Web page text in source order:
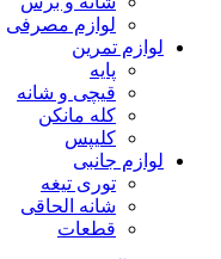
لوازم مصرفی
لوازم تمرین
پایه
قیچی و شانه
کله مانکن
کلیپس
لوازم جانبی
توری تیغه
شانه الحاقی
قطعات